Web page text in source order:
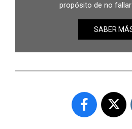
propósito de no
SABER